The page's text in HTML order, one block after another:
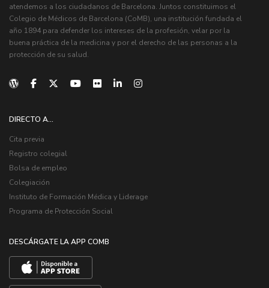
atendemos a los ciudadanos de Barcelona. Juntos constituimos el
Colegio de Médicos de Barcelona (CoMB), una institución fundada el
año 1894 para defender los intereses de la profesión, velar por la
buena práctica de la medicina y por el derecho de las personas a la
protección de su salud.
DIRECTO A...
Cita previa
Registro colegial
Bolsa de empleo
Colegiación
Instituto de Formación Médica y Liderage
Programa de Protección Social
DESCÁRGATE LA APP COMB